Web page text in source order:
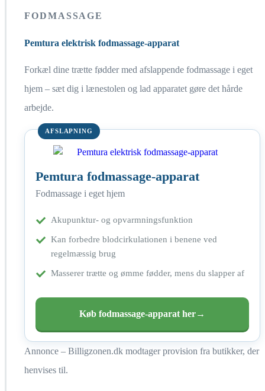
FODMASSAGE
Pemtura elektrisk fodmassage-apparat
Forkæl dine trætte fødder med afslappende fodmassage i eget
hjem – sæt dig i lænestolen og lad apparatet gøre det hårde
arbejde.
AFSLAPNING
Pemtura fodmassage-apparat
Fodmassage i eget hjem
Akupunktur- og opvarmningsfunktion
Kan forbedre blodcirkulationen i benene ved
regelmæssig brug
Masserer trætte og ømme fødder, mens du slapper af
Køb fodmassage-apparat her→
Annonce – Billigzonen.dk modtager provision fra butikker, der
henvises til.